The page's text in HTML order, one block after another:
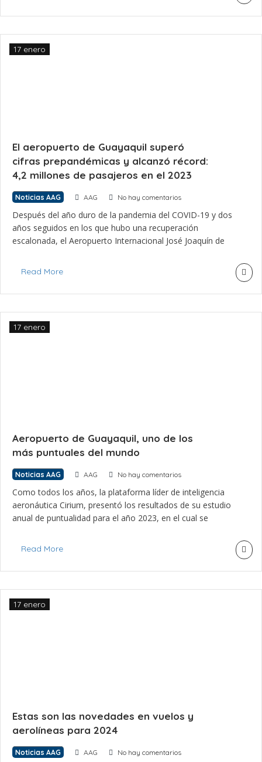
El aeropuerto de Guayaquil superó
cifras prepandémicas y alcanzó récord:
4,2 millones de pasajeros en el 2023
17 enero
Noticias AAG AAG No hay comentarios
Después del año duro de la pandemia del COVID-19 y dos
años seguidos en los que hubo una recuperación
escalonada, el Aeropuerto Internacional José Joaquín de
niveles de tráfico de pasajeros del 2019. La terminal aérea
(nacionales e […]
Read More
Aeropuerto de Guayaquil, uno de los
más puntuales del mundo
17 enero
Noticias AAG AAG No hay comentarios
Como todos los años, la plataforma líder de inteligencia
aeronáutica Cirium, presentó los resultados de su estudio
anual de puntualidad para el año 2023, en el cual se
La puntualidad de los aeropuertos se elabora considerando
vuelos. El Aeropuerto […]
Read More
Estas son las novedades en vuelos y
aerolíneas para 2024
17 enero
Noticias AAG AAG No hay comentarios